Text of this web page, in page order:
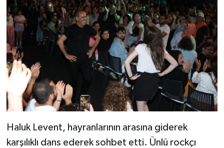
Haluk Levent, hayranlarının arasına giderek
karşılıklı dans ederek sohbet etti. Ünlü rockçı